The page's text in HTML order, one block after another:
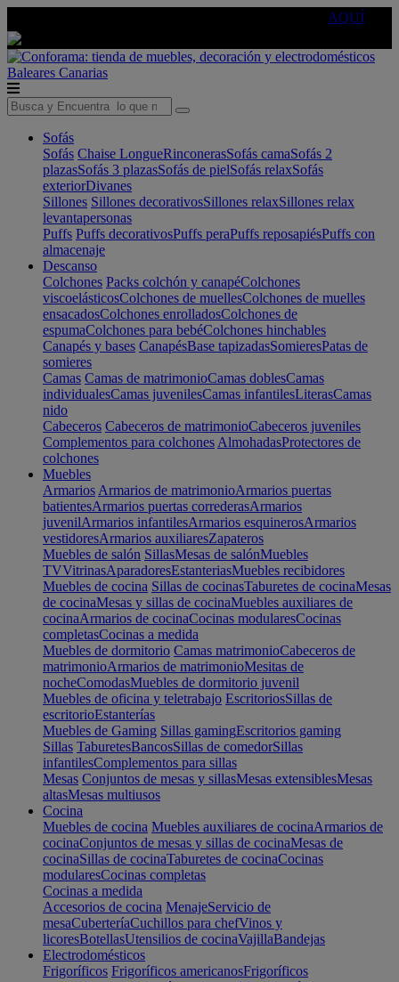
AQUÍ
Baleares Canarias
Sofás
Sofás Chaise LongueRinconerasSofás camaSofás 2
plazasSofás 3 plazasSofás de pielSofás relaxSofás
exteriorDivanes
Sillones Sillones decorativosSillones relaxSillones relax
levantapersonas
Puffs Puffs decorativosPuffs peraPuffs reposapiésPuffs con
almacenaje
Descanso
Colchones Packs colchón y canapéColchones
viscoelásticosColchones de muellesColchones de muelles
ensacadosColchones enrolladosColchones de
espumaColchones para bebéColchones hinchables
Canapés y bases CanapésBase tapizadasSomieresPatas de
somieres
Camas Camas de matrimonioCamas doblesCamas
individualesCamas juvenilesCamas infantilesLiterasCamas
nido
Cabeceros Cabeceros de matrimonioCabeceros juveniles
Complementos para colchones AlmohadasProtectores de
colchones
Muebles
Armarios Armarios de matrimonioArmarios puertas
batientesArmarios puertas correderasArmarios
juvenilArmarios infantilesArmarios esquinerosArmarios
vestidoresArmarios auxiliaresZapateros
Muebles de salón SillasMesas de salónMuebles
TVVitrinasAparadoresEstanteriasMuebles recibidores
Muebles de cocina Sillas de cocinasTaburetes de cocinaMesas
de cocinaMesas y sillas de cocinaMuebles auxiliares de
cocinaArmarios de cocinaCocinas modularesCocinas
completasCocinas a medida
Muebles de dormitorio Camas matrimonioCabeceros de
matrimonioArmarios de matrimonioMesitas de
nocheComodasMuebles de dormitorio juvenil
Muebles de oficina y teletrabajo EscritoriosSillas de
escritorioEstanterías
Muebles de Gaming Sillas gamingEscritorios gaming
Sillas TaburetesBancosSillas de comedorSillas
infantilesComplementos para sillas
Mesas Conjuntos de mesas y sillasMesas extensiblesMesas
altasMesas multiusos
Cocina
Muebles de cocina Muebles auxiliares de cocinaArmarios de
cocinaConjuntos de mesas y sillas de cocinaMesas de
cocinaSillas de cocinaTaburetes de cocinaCocinas
modularesCocinas completas
Cocinas a medida
Accesorios de cocina MenajeServicio de
mesaCuberteríaCuchillos para chefVinos y
licoresBotellasUtensilios de cocinaVajillaBandejas
Electrodomésticos
Frigoríficos Frigoríficos americanosFrigoríficos